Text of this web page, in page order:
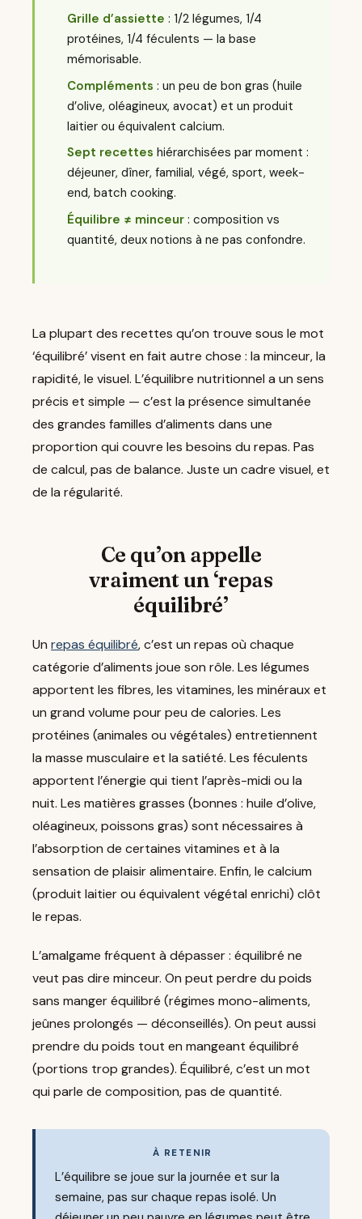
Grille d’assiette : 1/2 légumes, 1/4
protéines, 1/4 féculents — la base
mémorisable.
Compléments : un peu de bon gras (huile
d’olive, oléagineux, avocat) et un produit
laitier ou équivalent calcium.
Sept recettes hiérarchisées par moment :
déjeuner, dîner, familial, végé, sport, week-
end, batch cooking.
Équilibre ≠ minceur : composition vs
quantité, deux notions à ne pas confondre.
La plupart des recettes qu’on trouve sous le mot
‘équilibré’ visent en fait autre chose : la minceur, la
rapidité, le visuel. L’équilibre nutritionnel a un sens
précis et simple — c’est la présence simultanée
des grandes familles d’aliments dans une
proportion qui couvre les besoins du repas. Pas
de calcul, pas de balance. Juste un cadre visuel, et
de la régularité.
Ce qu’on appelle
vraiment un ‘repas
équilibré’
Un repas équilibré, c’est un repas où chaque
catégorie d’aliments joue son rôle. Les légumes
apportent les fibres, les vitamines, les minéraux et
un grand volume pour peu de calories. Les
protéines (animales ou végétales) entretiennent
la masse musculaire et la satiété. Les féculents
apportent l’énergie qui tient l’après-midi ou la
nuit. Les matières grasses (bonnes : huile d’olive,
oléagineux, poissons gras) sont nécessaires à
l’absorption de certaines vitamines et à la
sensation de plaisir alimentaire. Enfin, le calcium
(produit laitier ou équivalent végétal enrichi) clôt
le repas.
L’amalgame fréquent à dépasser : équilibré ne
veut pas dire minceur. On peut perdre du poids
sans manger équilibré (régimes mono-aliments,
jeûnes prolongés — déconseillés). On peut aussi
prendre du poids tout en mangeant équilibré
(portions trop grandes). Équilibré, c’est un mot
qui parle de composition, pas de quantité.
À RETENIR
L’équilibre se joue sur la journée et sur la
semaine, pas sur chaque repas isolé. Un